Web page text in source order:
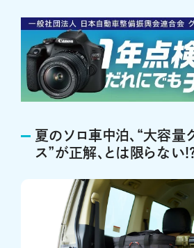
夏のソロ車中泊、“大容量
ス”が正解、とは限らない